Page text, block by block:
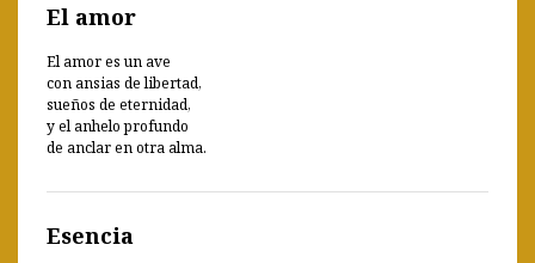
El amor
El amor es un ave
con ansias de libertad,
sueños de eternidad,
y el anhelo profundo
de anclar en otra alma.
Esencia